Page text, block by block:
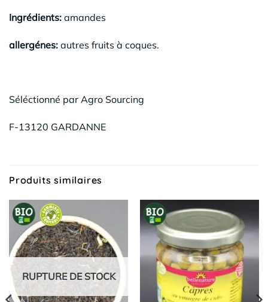
Ingrédients: amandes
allergénes: autres fruits à coques.
Séléctionné par Agro Sourcing
F-13120 GARDANNE
Produits similaires
RUPTURE DE STOCK